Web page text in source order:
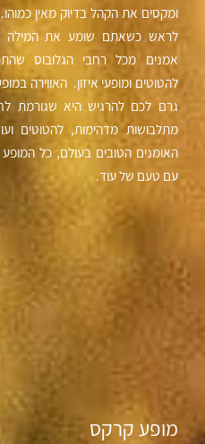
ומקסים את הקהל בדיוק מאין
לראש כשאתם שומע את המילה
אמנים מכל רחבי הגלובוס
להטוטים ומופעי איזון. האווירה
גרם לכם להרגיש היא שגורמת
מתלבושות מדהימות, להטוטים
האומנים הטובים בעולם, כל
עם טעם של עוד.
מופע קרקס